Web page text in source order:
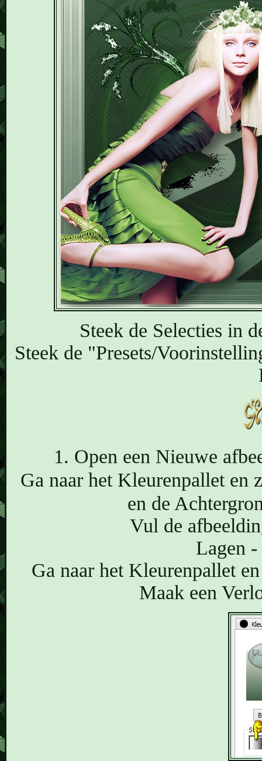
Steek de Selecties in
Steek de "Presets/
1. Open een Nieuwe
Ga naar het Kleurenpallet
en de
Vul de
Lagen
Ga naar het Kleurenpallet
Maak een